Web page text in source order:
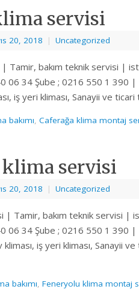
servisi
20, 2018 | Uncategorized
Tamir, bakım teknik servisi |
06 34 Şube ; 0216 550 1 390
iş yeri kliması, Sanayii ve
bakımı, Caferağa klima montaj
servisi
20, 2018 | Uncategorized
| Tamir, bakım teknik servisi |
06 34 Şube ; 0216 550 1 390
iş yeri kliması, Sanayii
bakımı, Feneryolu klima montaj